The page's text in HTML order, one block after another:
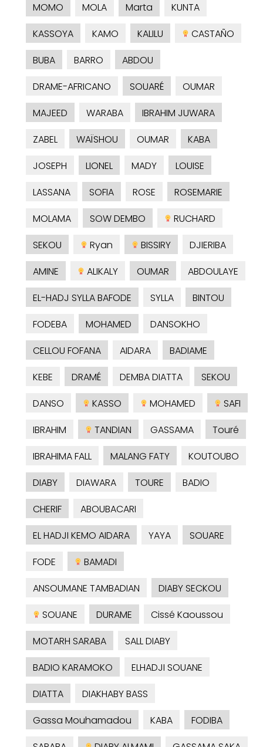
MOMO
MOLA Marta
KUNTA
KASSOYA
KAMO KALILU
CASTAÑO
BUBA
BARRO
ABDOU
DRAME-AFRICANO
SOUARÉ
OUMAR
MAJEED
WARABA
IBRAHIM JUWARA
ZABEL
WAÏSHOU OUMAR
KABA
JOSEPH
LIONEL MADY
LOUISE
LASSANA
SOFIA ROSE
ROSEMARIE
MOLAMA
SOW DEMBO
RUCHARD
SEKOU
Ryan BISSIRY
DJIERIBA
AMINE
ALIKALY OUMAR
ABDOULAYE
EL-HADJ SYLLA BAFODE
SYLLA
BINTOU
FODEBA
MOHAMED
DANSOKHO
CELLOU FOFANA
AIDARA
BADIAME
KEBE
DRAMÉ DEMBA DIATTA
SEKOU
DANSO
KASSO MOHAMED
SAFI
IBRAHIM
TANDIAN GASSAMA
Touré
IBRAHIMA FALL
MALANG FATY
KOUTOUBO
DIABY
DIAWARA TOURE
BADIO
CHERIF
ABOUBACARI
EL HADJI KEMO AIDARA
YAYA
SOUARE
FODE
BAMADI
ANSOUMANE TAMBADIAN
DIABY SECKOU
SOUANE
DURAME
Cissé Kaoussou
MOTARH SARABA
SALL DIABY
BADIO KARAMOKO
ELHADJI SOUANE
DIATTA
DIAKHABY BASS
Gassa Mouhamadou
KABA
FODIBA